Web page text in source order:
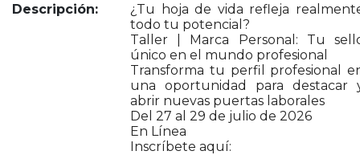
Descripción:
¿Tu hoja de vida refleja
todo tu potencial?
Taller | Marca Personal: Tu
único en el mundo profesional
Transforma tu perfil profesional
una oportunidad para destacar
abrir nuevas puertas laborales
Del 27 al 29 de julio de 2026
En Línea
Inscríbete aquí: